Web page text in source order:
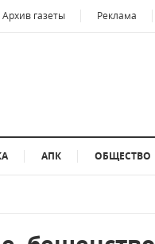
Архив газеты Реклама
АПК ОБЩЕСТВО